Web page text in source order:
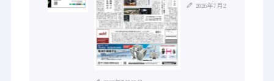
2026年7月21日